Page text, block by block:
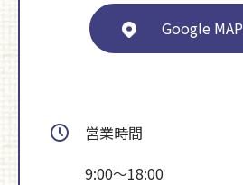
Google MAP
営業時間
9:00～18:00